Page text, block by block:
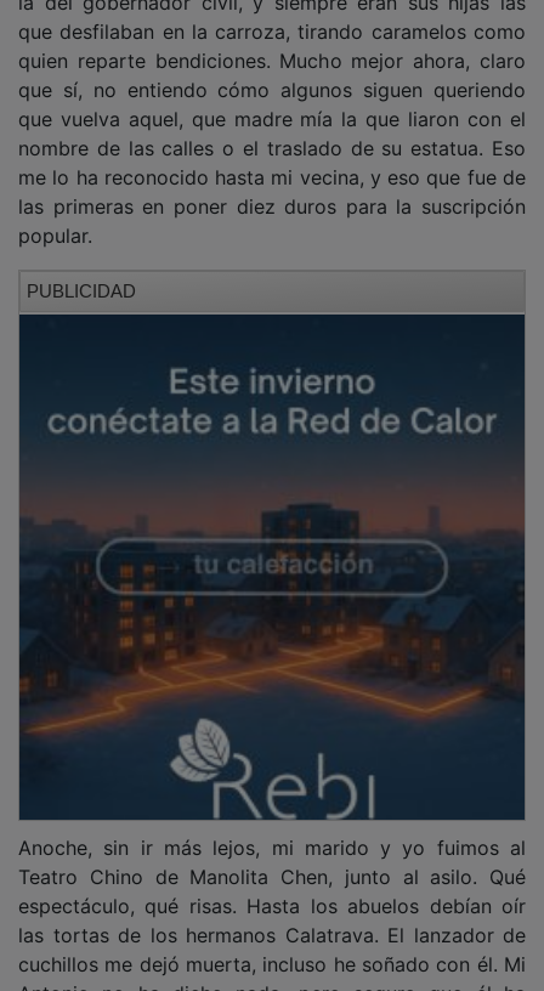
que desfilaban en la carroza, tirando caramelos como
quien reparte bendiciones. Mucho mejor ahora, claro
que sí, no entiendo cómo algunos siguen queriendo
que vuelva aquel, que madre mía la que liaron con el
nombre de las calles o el traslado de su estatua. Eso
me lo ha reconocido hasta mi vecina, y eso que fue de
las primeras en poner diez duros para la suscripción
popular.
Teatro Chino de Manolita Chen, junto al asilo. Qué
espectáculo, qué risas. Hasta los abuelos debían oír
las tortas de los hermanos Calatrava. El lanzador de
cuchillos me dejó muerta, incluso he soñado con él. Mi
Antonio no ha dicho nada, pero seguro que él ha